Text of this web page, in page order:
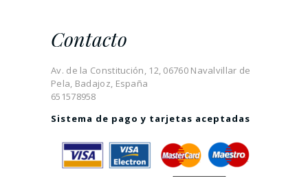
Contacto
Av. de la Constitución, 12, 06760 Navalvillar de
Pela, Badajoz, España
651578958
Sistema de pago y tarjetas aceptadas